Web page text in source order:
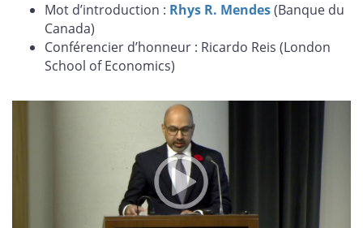
Mot d’introduction : Rhys R. Mendes(Banque du
Canada)
Conférencier d’honneur : Ricardo Reis (London
School of Economics)